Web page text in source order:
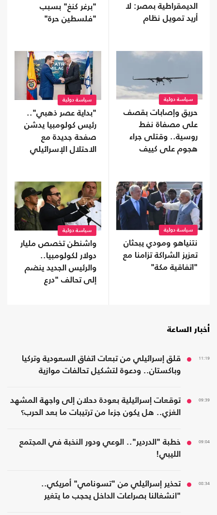
الديمقراطية بمصر: لا
أريد تمويل نظام
"برغر كنغ" بسبب
"فلسطين حرة"
سياسة دولية
حريق وإصابات بقصف
على مصفاة نفط
روسية.. وقتلى جراء
هجوم على كييف
سياسة دولية
"بداية عصر ذهبي"..
رئيس كولومبيا يدشن
صفحة جديدة مع
الاحتلال الإسرائيلي
سياسة دولية
نتنياهو ومودي يبحثان
تعزيز الشراكة تزامنا مع
"اتفاقية مكة"
سياسة دولية
واشنطن تخصص مليار
دولار لكولومبيا..
والرئيس الجديد ينضم
إلى تحالف "درع
أخبار الساعة
11:19
قلق إسرائيلي من تبعات اتفاق السعودية وتركيا
وباكستان.. ودعوة لتشكيل تحالفات موازية
09:39
توقعات إسرائيلية بعودة دحلان إلى واجهة المشهد
الغزي.. هل يكون جزءا من ترتيبات ما بعد الحرب؟
09:04
خطبة "الدردير".. الوعي ودور النخبة في المجتمع
الليبي!
08:34
تحذير إسرائيلي من "تسونامي" أمريكي..
"انشغالنا بصراعات الداخل يحجب ما يتغير